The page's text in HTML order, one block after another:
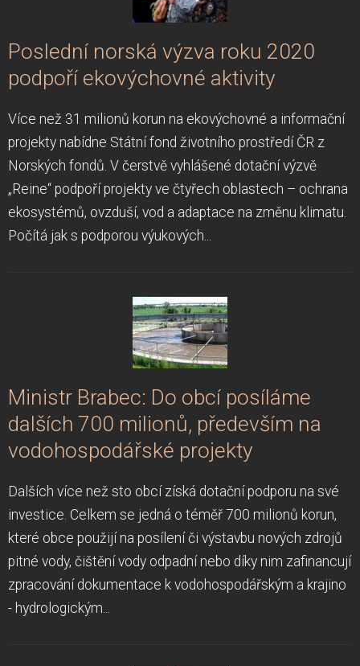
Poslední norská výzva roku 2020
podpoří ekovýchovné aktivity
Více než 31 milionů korun na ekovýchovné a informační
projekty nabídne Státní fond životního prostředí ČR z
Norských fondů. V čerstvě vyhlášené dotační výzvě
„Reine“ podpoří projekty ve čtyřech oblastech – ochrana
ekosystémů, ovzduší, vod a adaptace na změnu klimatu.
Počítá jak s podporou výukových...
Ministr Brabec: Do obcí posíláme
dalších 700 milionů, především na
vodohospodářské projekty
Dalších více než sto obcí získá dotační podporu na své
investice. Celkem se jedná o téměř 700 milionů korun,
které obce použijí na posílení či výstavbu nových zdrojů
pitné vody, čištění vody odpadní nebo díky nim zafinancují
zpracování dokumentace k vodohospodářským a krajino
- hydrologickým...